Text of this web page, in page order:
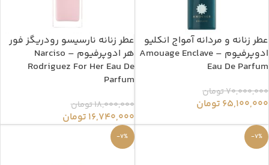
عطر زنانه و مردانه آمواج انکلیو
ادوپرفیوم – Amouage Enclave
Eau De Parfum
70,000,000تومان
65,100,000 تومان
عطر زنانه نارسیسو رودریگز فور
هر ادوپرفیوم – Narciso
Rodriguez For Her Eau De
Parfum
18,000,000تومان
16,740,000 تومان
-7%
-7%